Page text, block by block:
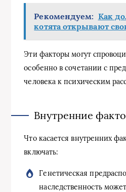
Рекомендуем: Как
котята открывают
Эти факторы могут
особенно в сочетании с
человека к психическим
Внутренние
Что касается внутренних
включать:
Генетическая
наследственность